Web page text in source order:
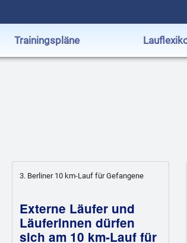
Trainingspläne
3. Berliner 10 km-Lauf für Gefangene
Externe Läufer und
Läuferinnen dürfen
sich am 10 km-Lauf für